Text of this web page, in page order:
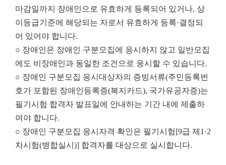
마감일까지 장애인으로 유효하게 등록되어 있거나, 상
이등급기준에 해당되는 자로서 유효하게 등록·결정되
어 있어야 합니다.
○ 장애인은 장애인 구분모집에 응시하지 않고 일반모집
에도 비장애인과 동일한 조건으로 응시할 수 있습니다.
○ 장애인 구분모집 응시대상자의 증빙서류(주민등록번
호가 포함된 장애인등록증(복지카드), 국가유공자증)는
필기시험 합격자 발표일에 안내하는 기간 내에 제출하
여야 합니다.
○ 장애인 구분모집 응시자격 확인은 필기시험[9급 제1·2
차시험(병합실시)] 합격자를 대상으로 실시합니다.